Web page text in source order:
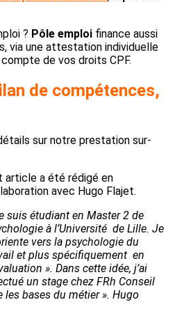
? Pôle emploi finance aussi
via une attestation individuelle
de vos droits CPF.
de compétences,
sur notre prestation sur-
article a été rédigé en
avec Hugo Flajet.
suis étudiant en Master 2 de
à l’Université de Lille. Je
vers la psychologie du
et plus spécifiquement en
». Dans cette idée, j’ai
un stage chez FRh Conseil
bases du métier ». Hugo